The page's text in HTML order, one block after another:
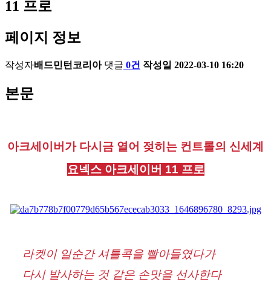
11 프로
페이지 정보
작성자배드민턴코리아 댓글 0건 작성일 2022-03-10 16:20
본문
아크세이버가 다시금 열어 젖히는 컨트롤의 신세계
요넥스 아크세이버 11 프로
라켓이 일순간 셔틀콕을 빨아들였다가
다시 발사하는 것 같은 손맛을 선사한다